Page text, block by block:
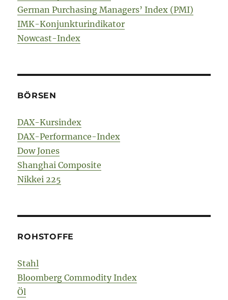
German Purchasing Managers’ Index (PMI)
IMK-Konjunkturindikator
Nowcast-Index
BÖRSEN
DAX-Kursindex
DAX-Performance-Index
Dow Jones
Shanghai Composite
Nikkei 225
ROHSTOFFE
Stahl
Bloomberg Commodity Index
Öl